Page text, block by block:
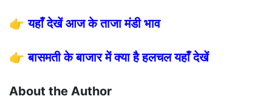
👉यहाँ देखें आज के ताजा मंडी भाव
👉बासमती के बाजार में क्या है हलचल यहाँ देखें
About the Author